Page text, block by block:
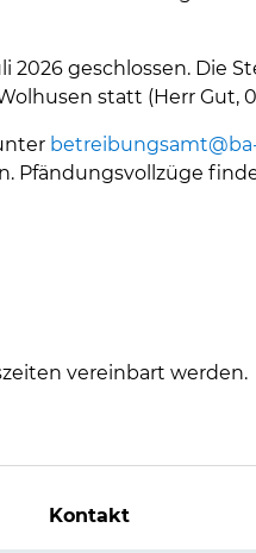
2026 geschlossen. Die
statt (Herr Gut,
Pfändungsvollzüge
vereinbart werden.
Kontakt